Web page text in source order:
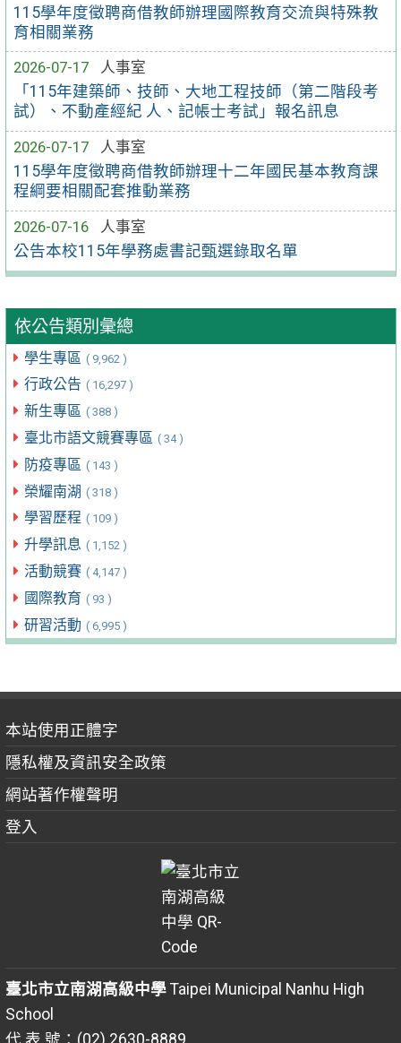
115學年度徵聘商借教師辦理國際教育交流與特殊教
育相關業務
2026-07-17
人事室
「115年建築師、技師、大地工程技師（第二階段考
試）、不動產經紀 人、記帳士考試」報名訊息
2026-07-17
人事室
115學年度徵聘商借教師辦理十二年國民基本教育課
程綱要相關配套推動業務
2026-07-16
人事室
公告本校115年學務處書記甄選錄取名單
依公告類別彙總
學生專區 ( 9,962 )
行政公告 ( 16,297 )
新生專區 ( 388 )
臺北市語文競賽專區 ( 34 )
防疫專區 ( 143 )
榮耀南湖 ( 318 )
學習歷程 ( 109 )
升學訊息 ( 1,152 )
活動競賽 ( 4,147 )
國際教育 ( 93 )
研習活動 ( 6,995 )
本站使用正體字
隱私權及資訊安全政策
網站著作權聲明
登入
臺北市立南湖高級中學Taipei Municipal Nanhu High
School
代 表 號：(02) 2630-8889